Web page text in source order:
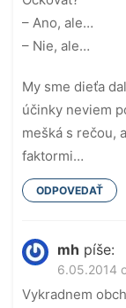
– Ano, ale…
– Nie, ale…
My sme dieťa
účinky neviem
mešká s rečou,
faktormi…
ODPOVEDAŤ
mh píše:
6.05.2014
Vykradnem